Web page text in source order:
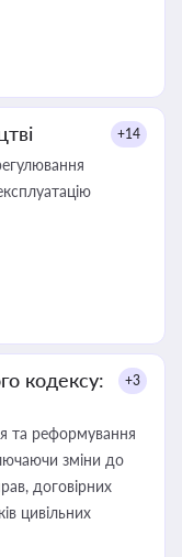
+14
кодексу:
+3
та реформування
зміни до
договірних
цивільних